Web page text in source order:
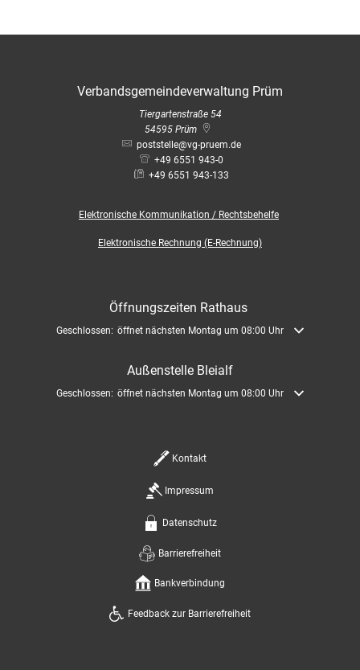
Verbandsgemeindeverwaltung Prüm
Tiergartenstraße 54
54595 Prüm
poststelle@vg-pruem.de
+49 6551 943-0
+49 6551 943-133
Elektronische Kommunikation / Rechtsbehelfe
Elektronische Rechnung (E-Rechnung)
Öffnungszeiten Rathaus
Klicken, um weitere Öffnungs- oder Schließzeiten auszublenden
Geschlossen: öffnet nächsten Montag um 08:00 Uhr
Außenstelle Bleialf
Klicken, um weitere Öffnungs- oder Schließzeiten auszublenden
Geschlossen: öffnet nächsten Montag um 08:00 Uhr
Kontakt
Impressum
Datenschutz
Barrierefreiheit
Bankverbindung
Feedback zur Barrierefreiheit